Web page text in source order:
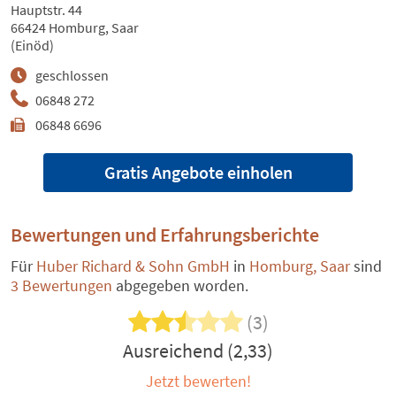
06848 272
06848 6696
geschlossen
Hauptstr. 44
66424 Homburg, Saar
(Einöd)
Gratis Angebote einholen
Bewertungen und Erfahrungsberichte
FürHuber Richard & Sohn GmbH in Homburg, Saarsind
3 Bewertungen abgegeben worden.
(3)
Ausreichend (2,33)
Jetzt bewerten!